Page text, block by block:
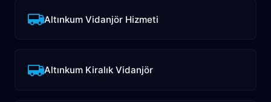
Altınkum Vidanjör Hizmeti
Altınkum Kiralık Vidanjör